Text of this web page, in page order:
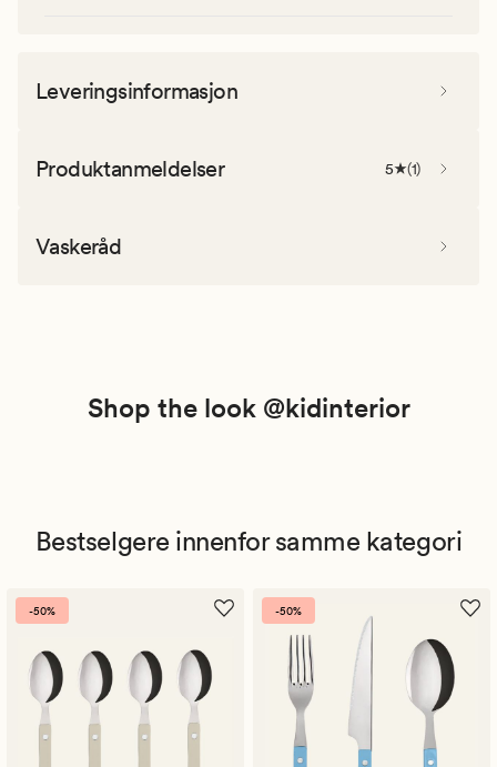
Leveringsinformasjon
Produktanmeldelser 5 (1)
Vaskeråd
Shop the look @kidinterior
Bestselgere innenfor samme kategori
-50% -50%